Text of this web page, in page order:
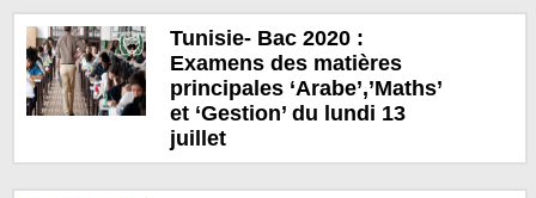
Tunisie- Bac 2020 :
Examens des matières
principales ‘Arabe’,’Maths’
et ‘Gestion’ du lundi 13
juillet